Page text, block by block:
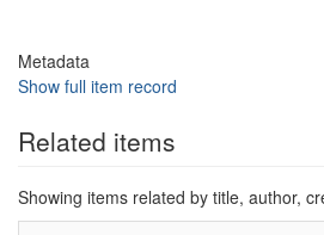
Metadata
Show full item record
Related items
Showing items related by title, author,